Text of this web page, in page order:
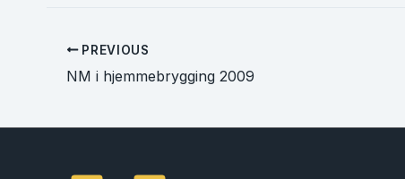
PREVIOUS
NM i hjemmebrygging 2009